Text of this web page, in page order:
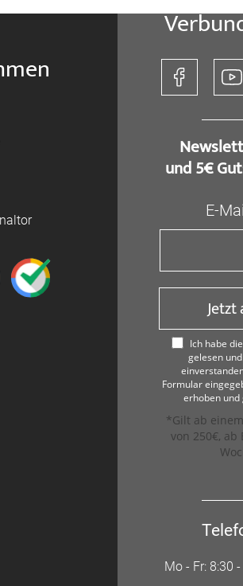
und 5€
E-
Ich habe
gelesen
Formular
erhoben und
*Gilt ab
von 250€,
Mo - Fr: 8:30